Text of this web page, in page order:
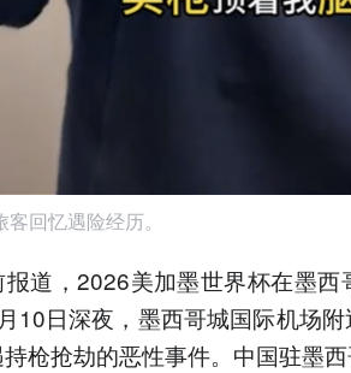
回忆遇险经历。
道，2026美加墨世界杯在墨
10日深夜，墨西哥城国际机场
枪抢劫的恶性事件。中国驻墨